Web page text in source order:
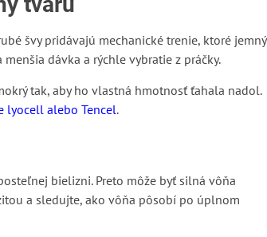
švy pridávajú mechanické trenie, ktoré jemný
dávka a rýchle vybratie z práčky.
tak, aby ho vlastná hmotnosť ťahala nadol.
lyocell alebo Tencel.
bielizni. Preto môže byť silná vôňa
a sledujte, ako vôňa pôsobí po úplnom